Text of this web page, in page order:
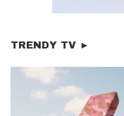
TRENDY TV ►